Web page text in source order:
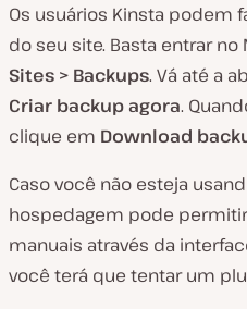
Os usuários Kinsta podem
do seu site. Basta entrar no
Sites > Backups. Vá até a
Criar backup agora.
clique em Download
Caso você não esteja
hospedagem pode
manuais através da
você terá que tentar um